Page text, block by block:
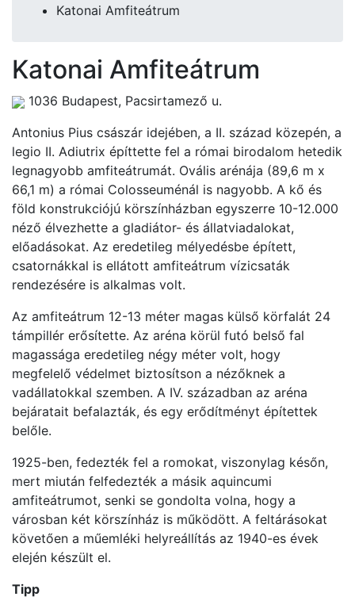
Katonai Amfiteátrum
Katonai Amfiteátrum
1036 Budapest, Pacsirtamező u.
Antonius Pius császár idejében, a II. század közepén, a
legio II. Adiutrix építtette fel a római birodalom hetedik
legnagyobb amfiteátrumát. Ovális arénája (89,6 m x
66,1 m) a római Colosseuménál is nagyobb. A kő és
föld konstrukciójú körszínházban egyszerre 10-12.000
néző élvezhette a gladiátor- és állatviadalokat,
előadásokat. Az eredetileg mélyedésbe épített,
csatornákkal is ellátott amfiteátrum vízicsaták
rendezésére is alkalmas volt.
Az amfiteátrum 12-13 méter magas külső körfalát 24
támpillér erősítette. Az aréna körül futó belső fal
magassága eredetileg négy méter volt, hogy
megfelelő védelmet biztosítson a nézőknek a
vadállatokkal szemben. A IV. században az aréna
bejáratait befalazták, és egy erődítményt építettek
belőle.
1925-ben, fedezték fel a romokat, viszonylag későn,
mert miután felfedezték a másik aquincumi
amfiteátrumot, senki se gondolta volna, hogy a
városban két körszínház is működött. A feltárásokat
követően a műemléki helyreállítás az 1940-es évek
elején készült el.
Tipp